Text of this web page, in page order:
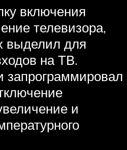
включения
телевизора,
выделил для
на ТВ.
запрограммировал
и